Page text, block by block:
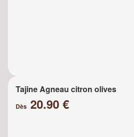
Tajine Agneau citron olives
Dès 20.90 €